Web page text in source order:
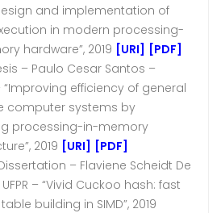
and implementation of
in modern processing-
hardware”, 2019 [URI] [PDF]
– Paulo Cesar Santos –
“Improving efficiency of general
computer systems by
processing-in-memory
2019 [URI] [PDF]
– Flaviene Scheidt De
– “Vivid Cuckoo hash: fast
building in SIMD”, 2019